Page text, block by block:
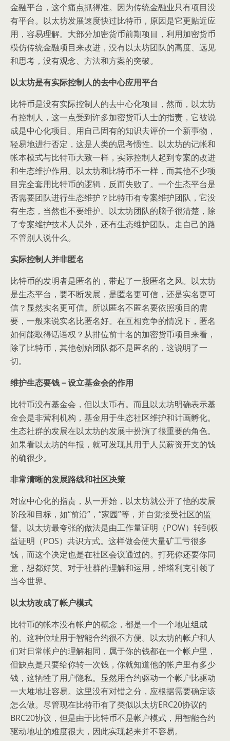
金融平台，这个痛点抓得准。因为传统金融业只有项目没
有平台。以太坊发展速度快过比特币，原因是它更贴近应
用，容易理解。大部分加密货币前期项目，利用加密货币
模仿传统金融项目来改进，没有以太坊团队的高度、远见
和思考，没有观念、方法和方案的突破。
以太坊是有实际控制人的去中心应用平台
比特币是没有实际控制人的去中心化项目，然而，以太坊
有控制人，这一点受到许多加密货币人士的指责，它被说
成是中心化项目。用自己固有的知识去评价一个新事物，
轻易地进行否定，这是人类的思考惯性。以太坊的记帐和
帐本模式与比特币大致一样，实际控制人起到专案的改进
和生态维护作用。以太坊和比特币不一样，而其他不少项
目完全套用比特币的逻辑，反而失败了。一个生态平台是
否需要团队进行生态维护？比特币有专案维护团队，它没
有生态，当然也不要维护。以太坊团队的脑子很清楚，除
了专案维护技术人员外，还有生态维护团队。走自己的路
不管别人说什么。
实际控制人并非匿名
比特币的发明者是匿名的，带起了一股匿名之风。以太坊
是生态平台，要不断发展，是匿名更可信，还是实名更可
信？显然实名更可信。所以匿名不匿名要依照项目的需
要，一般来说实名比匿名好。在互相竞争的情况下，匿名
如何能取得话语权？从排位前十名的加密货币项目来看，
除了比特币，其他创始团队都不是匿名的，这说明了一
切。
维护生态要钱－设立基金会的作用
比特币没有基金会，但以太币有。而且以太坊明确表示基
金会是非营利机构，基金用于生态社区维护和计画孵化。
生态社群的发展在以太坊的发展中扮演了很重要的角色。
如果看以太坊的年报，就可发现其用于人员薪资开支的钱
的确很少。
非常清晰的发展路线和社区决策
对应中心化的指责，从一开始，以太坊就公开了他的发展
阶段和目标，如“前沿”，“家园”等，并自觉接受社区的监
督。以太坊最夸张的做法是由工作量证明（POW）转到权
益证明（POS）共识方式。这样做会使大量矿工亏很多
钱，而这个决定也是在社区会议通过的。打死你还要你同
意，想都好笑。对于社群的理解和运用，维塔利克引领了
当今世界。
以太坊改成了帐户模式
比特币的帐本没有帐户的概念，都是一个一个地址组成
的。这种位址用于智能合约很不方便。以太坊的帐户和人
们对日常帐户的理解相同，属于你的钱都在一个帐户里，
但缺点是只要给你转一次钱，你就知道他的帐户里有多少
钱，这牺牲了用户隐私。显然用合约驱动一个帐户比驱动
一大堆地址容易。这里没有对错之分，应根据需要确定该
怎么做。尽管现在比特币有了类似以太坊ERC20协议的
BRC20协议，但是由于比特币不是帐户模式，用智能合约
驱动地址的难度很大，因此实现起来并不容易。